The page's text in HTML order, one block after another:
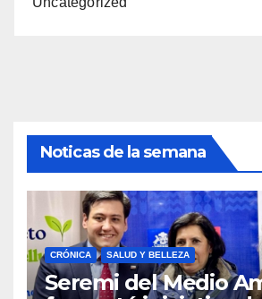
Noticas de la semana
CRÓNICA SALUD Y BELLEZA
Seremi del Medio